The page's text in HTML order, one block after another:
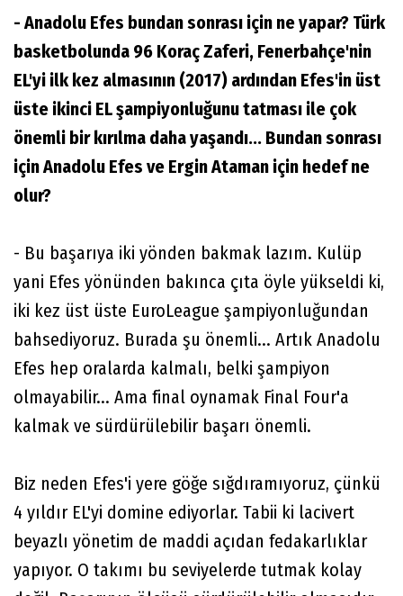
- Anadolu Efes bundan sonrası için ne yapar? Türk
basketbolunda 96 Koraç Zaferi, Fenerbahçe'nin
EL'yi ilk kez almasının (2017) ardından Efes'in üst
üste ikinci EL şampiyonluğunu tatması ile çok
önemli bir kırılma daha yaşandı... Bundan sonrası
için Anadolu Efes ve Ergin Ataman için hedef ne
olur?
- Bu başarıya iki yönden bakmak lazım. Kulüp
yani Efes yönünden bakınca çıta öyle yükseldi ki,
iki kez üst üste EuroLeague şampiyonluğundan
bahsediyoruz. Burada şu önemli... Artık Anadolu
Efes hep oralarda kalmalı, belki şampiyon
olmayabilir... Ama final oynamak Final Four'a
kalmak ve sürdürülebilir başarı önemli.
Biz neden Efes'i yere göğe sığdıramıyoruz, çünkü
4 yıldır EL'yi domine ediyorlar. Tabii ki lacivert
beyazlı yönetim de maddi açıdan fedakarlıklar
yapıyor. O takımı bu seviyelerde tutmak kolay